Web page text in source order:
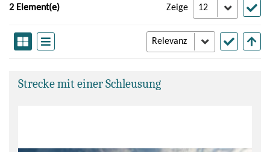
2 Element(e) Zeige
Strecke mit einer Schleusung